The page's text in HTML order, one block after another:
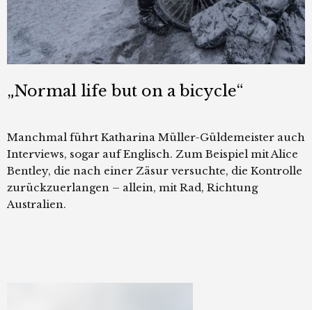
„Normal life but on a bicycle“
Manchmal führt Katharina Müller-Güldemeister auch
Interviews, sogar auf Englisch. Zum Beispiel mit Alice
Bentley, die nach einer Zäsur versuchte, die Kontrolle
zurückzuerlangen – allein, mit Rad, Richtung
Australien.